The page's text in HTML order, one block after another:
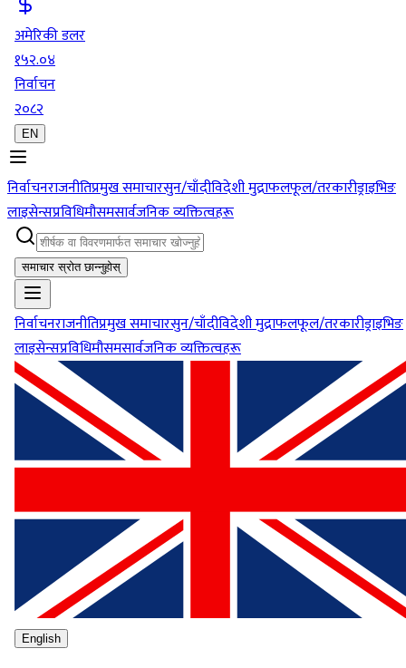
अमेरिकी डलर
१५२.०४
निर्वाचन
२०८२
EN
निर्वाचनराजनीतिप्रमुख समाचारसुन/चाँदीविदेशी मुद्राफलफूल/तरकारीड्राइभिङ
लाइसेन्सप्रविधिमौसमसार्वजनिक व्यक्तित्वहरू
समाचार स्रोत छान्नुहोस्
निर्वाचनराजनीतिप्रमुख समाचारसुन/चाँदीविदेशी मुद्राफलफूल/तरकारीड्राइभिङ
लाइसेन्सप्रविधिमौसमसार्वजनिक व्यक्तित्वहरू
English